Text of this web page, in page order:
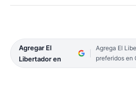
Agregar El
Libertador en
Agrega El
preferidos en